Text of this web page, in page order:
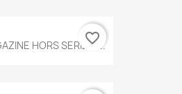
HORS SERIE N...
favorite_border